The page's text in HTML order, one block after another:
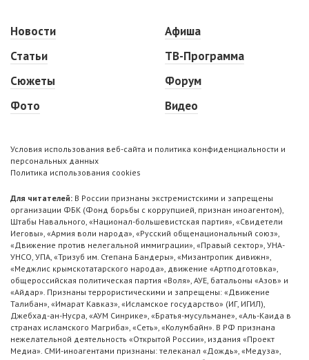
Новости
Статьи
Сюжеты
Фото
Афиша
ТВ-Программа
Форум
Видео
Условия использования веб-сайта и политика конфиденциальности и
персональных данных
Политика использования cookies
Для читателей: В России признаны экстремистскими и запрещены
организации ФБК (Фонд борьбы с коррупцией, признан иноагентом),
Штабы Навального, «Национал-большевистская партия», «Свидетели
Иеговы», «Армия воли народа», «Русский общенациональный союз»,
«Движение против нелегальной иммиграции», «Правый сектор», УНА-
УНСО, УПА, «Тризуб им. Степана Бандеры», «Мизантропик дивижн»,
«Меджлис крымскотатарского народа», движение «Артподготовка»,
общероссийская политическая партия «Воля», АУЕ, батальоны «Азов» и
«Айдар». Признаны террористическими и запрещены: «Движение
Талибан», «Имарат Кавказ», «Исламское государство» (ИГ, ИГИЛ),
Джебхад-ан-Нусра, «АУМ Синрике», «Братья-мусульмане», «Аль-Каида в
странах исламского Магриба», «Сеть», «Колумбайн». В РФ признана
нежелательной деятельность «Открытой России», издания «Проект
Медиа». СМИ-иноагентами признаны: телеканал «Дождь», «Медуза»,